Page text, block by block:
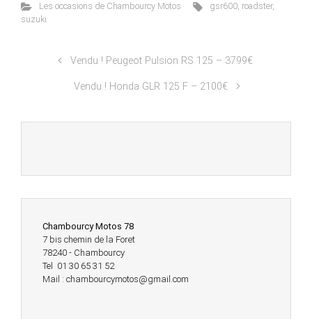
Les occasions de Chambourcy Motos gsr600, roadster,
suzuki
Vendu ! Peugeot Pulsion RS 125 – 3799€
Vendu ! Honda GLR 125 F – 2100€
Chambourcy Motos 78
7 bis chemin de la Foret
78240 - Chambourcy
Tel 01 30 65 31 52
Mail : chambourcymotos@gmail.com